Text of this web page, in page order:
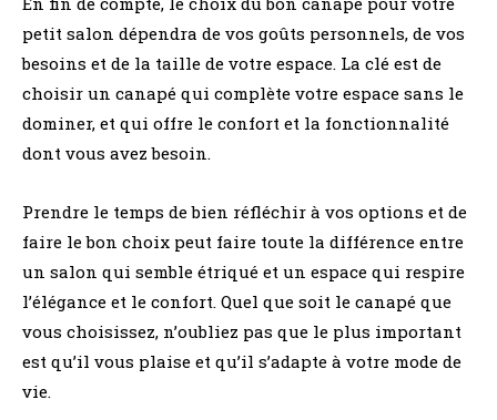
petit salon dépendra de vos goûts personnels, de vos
besoins et de la taille de votre espace. La clé est de
choisir un canapé qui complète votre espace sans le
dominer, et qui offre le confort et la fonctionnalité
dont vous avez besoin.
Prendre le temps de bien réfléchir à vos options et de
faire le bon choix peut faire toute la différence entre
un salon qui semble étriqué et un espace qui respire
l’élégance et le confort. Quel que soit le canapé que
vous choisissez, n’oubliez pas que le plus important
est qu’il vous plaise et qu’il s’adapte à votre mode de
vie.